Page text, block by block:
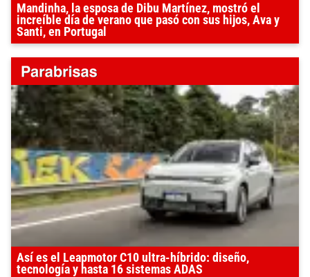
Mandinha, la esposa de Dibu Martínez, mostró el
increíble día de verano que pasó con sus hijos, Ava y
Santi, en Portugal
Así es el Leapmotor C10 ultra-híbrido: diseño,
tecnología y hasta 16 sistemas ADAS